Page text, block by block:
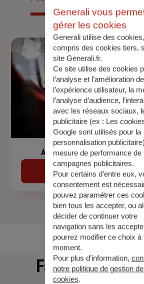
Assurance de prêt
Découvrir
Faitesune
Generali vous
gérer les cookies
Generali utilise des
compris des cookies tiers,
site Generali.fr.
Ce site utilise des cookies
l’analyse et l'amélioration de
l’expérience utilisateur, la
l’analyse d’audience,
avec les réseaux sociaux,
publicitaire (ex : Les
Google sont utilisés pour la
personnalisation publicitaire
mesure de performance de
campagnes publicitaires.
Pour certains d’entre eux,
consentement est
pouvez paramétrer ces
bien tous les accepter, ou
décider de continuer votre
navigation sans les
pourrez modifier ce choix à
moment.
Pour plus d’information,
notre politique de gestion
cookies.